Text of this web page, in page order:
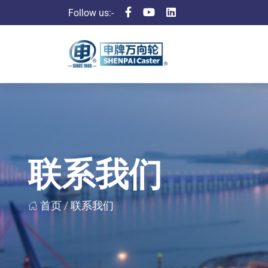
Follow us:-
联系我们
首页 /联系我们